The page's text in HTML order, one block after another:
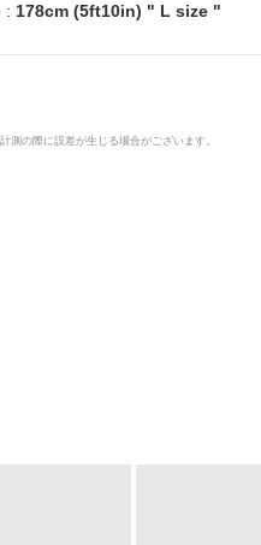
: 178cm (5ft10in) " L size "
測の際に誤差が生じる場合がございます。